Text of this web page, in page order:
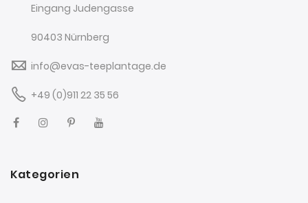
Eingang Judengasse
90403 Nürnberg
info@evas-teeplantage.de
+49 (0)911 22 35 56
Kategorien